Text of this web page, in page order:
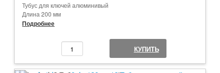
Тубус для ключей алюминивый
Длина 200 мм
Диаметр 40 мм
Есть отверстия для пломбы
Минимальный заказ от 1 шт
Подробнее
КУПИТЬ